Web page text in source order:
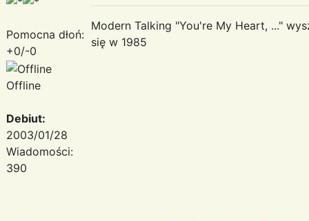
Pomocna dłoń:
+0/-0
Offline
Debiut:
2003/01/28
Wiadomości:
390
Modern Talking "You're My Heart, ..."
się w 1985